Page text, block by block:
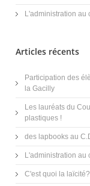
L'administration au
Articles récents
Participation des
la Gacilly
Les lauréats du
plastiques !
des lapbooks au
L'administration au
C'est quoi la laïcité?